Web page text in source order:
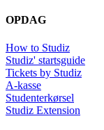
OPDAG
How to Studiz
Studiz' startsguide
Tickets by Studiz
A-kasse
Studenterkørsel
Studiz Extension